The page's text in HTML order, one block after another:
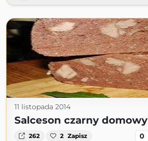
11 listopada 2014
Salceson czarny domowy
262 2 Zapisz 0